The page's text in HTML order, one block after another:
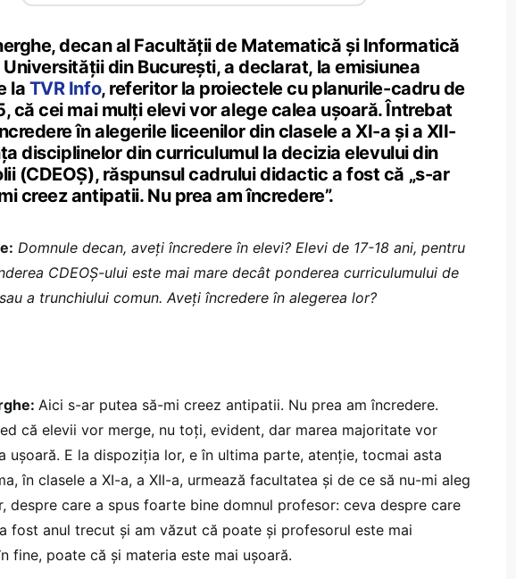
decan al Facultății de Matematică și Informatică
din București, a declarat, la emisiunea
la TVR Info, referitor la proiectele cu planurile-cadru de
că cei mai mulți elevi vor alege calea ușoară. Întrebat
în alegerile liceenilor din clasele a XI-a și a XII-
disciplinelor din curriculumul la decizia elevului din
(CDEOȘ), răspunsul cadrului didactic a fost că „s-ar
creez antipatii. Nu prea am încredere”.
Domnule decan, aveți încredere în elevi? Elevi de 17-18 ani, pentru
CDEOȘ-ului este mai mare decât ponderea curriculumului de
a trunchiului comun. Aveți încredere în alegerea lor?
Aici s-ar putea să-mi creez antipatii. Nu prea am încredere.
că elevii vor merge, nu toți, evident, dar marea majoritate vor
ușoară. E la dispoziția lor, e în ultima parte, atenție, tocmai asta
în clasele a XI-a, a XII-a, urmează facultatea și de ce să nu-mi aleg
despre care a spus foarte bine domnul profesor: ceva despre care
fost anul trecut și am văzut că poate și profesorul este mai
fine, poate că și materia este mai ușoară.